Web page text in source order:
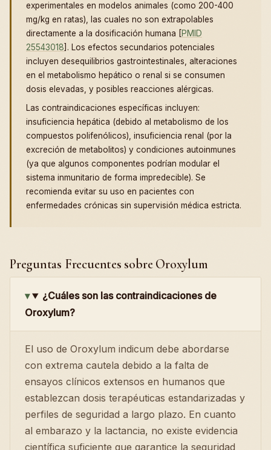
experimentales en modelos animales (como 200-400
mg/kg en ratas), las cuales no son extrapolables
directamente a la dosificación humana [PMID
25543018]. Los efectos secundarios potenciales
incluyen desequilibrios gastrointestinales, alteraciones
en el metabolismo hepático o renal si se consumen
dosis elevadas, y posibles reacciones alérgicas.
Las contraindicaciones específicas incluyen:
insuficiencia hepática (debido al metabolismo de los
compuestos polifenólicos), insuficiencia renal (por la
excreción de metabolitos) y condiciones autoinmunes
(ya que algunos componentes podrían modular el
sistema inmunitario de forma impredecible). Se
recomienda evitar su uso en pacientes con
enfermedades crónicas sin supervisión médica estricta.
Preguntas Frecuentes sobre Oroxylum
¿Cuáles son las contraindicaciones de
Oroxylum?
El uso de Oroxylum indicum debe abordarse
con extrema cautela debido a la falta de
ensayos clínicos extensos en humanos que
establezcan dosis terapéuticas estandarizadas y
perfiles de seguridad a largo plazo. En cuanto
al embarazo y la lactancia, no existe evidencia
científica suficiente que garantice la seguridad